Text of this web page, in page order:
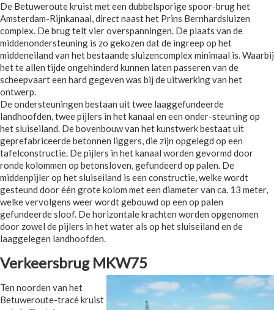
De Betuweroute kruist met een dubbelsporige spoor-brug het
Amsterdam-Rijnkanaal, direct naast het Prins Bernhardsluizen
complex. De brug telt vier overspanningen. De plaats van de
middenondersteuning is zo gekozen dat de ingreep op het
middeneiland van het bestaande sluizencomplex minimaal is. Waarbij
het te allen tijde ongehinderd kunnen laten passeren van de
scheepvaart een hard gegeven was bij de uitwerking van het
ontwerp.
De ondersteuningen bestaan uit twee laaggefundeerde
landhoofden, twee pijlers in het kanaal en een onder-steuning op
het sluiseiland. De bovenbouw van het kunstwerk bestaat uit
geprefabriceerde betonnen liggers, die zijn opgelegd op een
tafelconstructie. De pijlers in het kanaal worden gevormd door
ronde kolommen op betonsloven, gefundeerd op palen. De
middenpijler op het sluiseiland is een constructie, welke wordt
gesteund door één grote kolom met een diameter van ca. 13 meter,
welke vervolgens weer wordt gebouwd op een op palen
gefundeerde sloof. De horizontale krachten worden opgenomen
door zowel de pijlers in het water als op het sluiseiland en de
laaggelegen landhoofden.
Verkeersbrug MKW75
Ten noorden van het
Betuweroute-tracé kruist